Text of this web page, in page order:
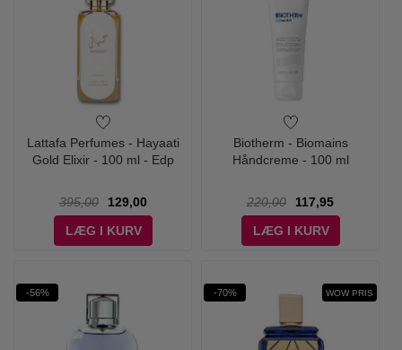
Lattafa Perfumes - Hayaati
Gold Elixir - 100 ml - Edp
395,00
129,00
LÆG I KURV
Biotherm - Biomains
Håndcreme - 100 ml
220,00
117,95
LÆG I KURV
-56% -70% WOW PRIS